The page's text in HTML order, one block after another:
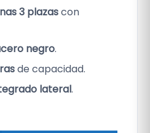
3 plazascon
negro.
de capacidad.
lateral.